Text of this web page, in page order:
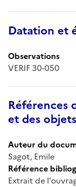
Datation et
Observations
VERIF 30-050
Références
et des
Auteur du
Sagot, Emile
Référence
Extrait de